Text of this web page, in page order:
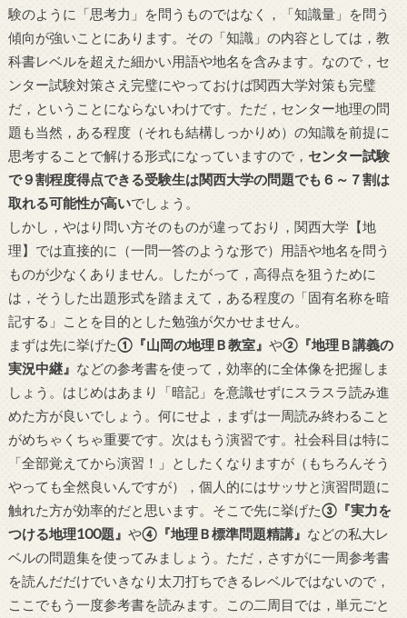
験のように「思考力」を問うものではなく，「知識量」を問う
傾向が強いことにあります。その「知識」の内容としては，教
科書レベルを超えた細かい用語や地名を含みます。なので，セ
ンター試験対策さえ完璧にやっておけば関西大学対策も完璧
だ，ということにならないわけです。ただ，センター地理の問
題も当然，ある程度（それも結構しっかりめ）の知識を前提に
思考することで解ける形式になっていますので， センター試験
で９割程度得点できる受験生は関西大学の問題でも６～７割は
取れる可能性が高いでしょう。
しかし，やはり問い方そのものが違っており，関西大学【地
理】では直接的に（一問一答のような形で）用語や地名を問う
ものが少なくありません。したがって，高得点を狙うために
は，そうした出題形式を踏まえて，ある程度の「固有名称を暗
記する」ことを目的とした勉強が欠かせません。
まずは先に挙げた①『山岡の地理Ｂ教室』 や②『地理Ｂ講義の
実況中継』 などの参考書を使って，効率的に全体像を把握しま
しょう。はじめはあまり「暗記」を意識せずにスラスラ読み進
めた方が良いでしょう。何にせよ，まずは一周読み終わること
がめちゃくちゃ重要です。次はもう演習です。社会科目は特に
「全部覚えてから演習！」としたくなりますが（もちろんそう
やっても全然良いんですが），個人的にはサッサと演習問題に
触れた方が効率的だと思います。そこで先に挙げた③『実力を
つける地理100題』 や④『地理Ｂ標準問題精講』 などの私大レ
ベルの問題集を使ってみましょう。ただ，さすがに一周参考書
を読んだだけでいきなり太刀打ちできるレベルではないので，
ここでもう一度参考書を読みます。この二周目では，単元ごと